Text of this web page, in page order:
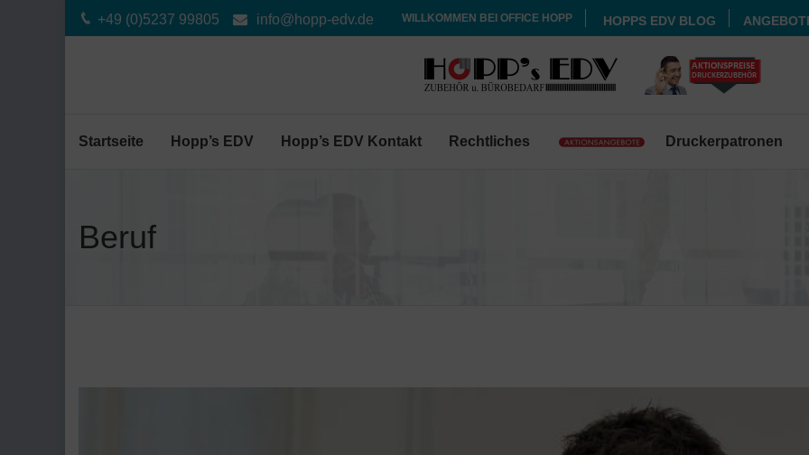
+49 (0)5237 99805 info@hopp-edv.de WILLKOMMEN BEI OFFICE HOPP HOPPS EDV BLOG
Startseite Hopp’s EDV Hopp’s EDV Kontakt Rechtliches Druckerpatronen
Beruf